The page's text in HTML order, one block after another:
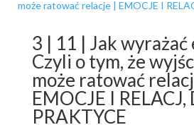
3 | 11 | Jak wyrażać
Czyli o tym, że
może ratować
EMOCJE I
PRAKTYCE